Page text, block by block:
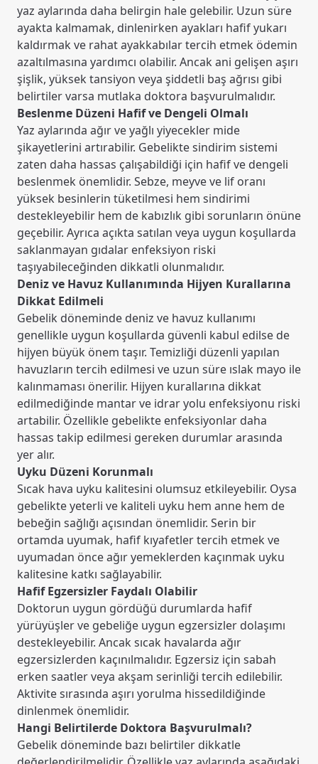
yaz aylarında daha belirgin hale gelebilir. Uzun süre
ayakta kalmamak, dinlenirken ayakları hafif yukarı
kaldırmak ve rahat ayakkabılar tercih etmek ödemin
azaltılmasına yardımcı olabilir. Ancak ani gelişen aşırı
şişlik, yüksek tansiyon veya şiddetli baş ağrısı gibi
belirtiler varsa mutlaka doktora başvurulmalıdır.
Beslenme Düzeni Hafif ve Dengeli Olmalı
Yaz aylarında ağır ve yağlı yiyecekler mide
şikayetlerini artırabilir. Gebelikte sindirim sistemi
zaten daha hassas çalışabildiği için hafif ve dengeli
beslenmek önemlidir. Sebze, meyve ve lif oranı
yüksek besinlerin tüketilmesi hem sindirimi
destekleyebilir hem de kabızlık gibi sorunların önüne
geçebilir. Ayrıca açıkta satılan veya uygun koşullarda
saklanmayan gıdalar enfeksiyon riski
taşıyabileceğinden dikkatli olunmalıdır.
Deniz ve Havuz Kullanımında Hijyen Kurallarına
Dikkat Edilmeli
Gebelik döneminde deniz ve havuz kullanımı
genellikle uygun koşullarda güvenli kabul edilse de
hijyen büyük önem taşır. Temizliği düzenli yapılan
havuzların tercih edilmesi ve uzun süre ıslak mayo ile
kalınmaması önerilir. Hijyen kurallarına dikkat
edilmediğinde mantar ve idrar yolu enfeksiyonu riski
artabilir. Özellikle gebelikte enfeksiyonlar daha
hassas takip edilmesi gereken durumlar arasında
yer alır.
Uyku Düzeni Korunmalı
Sıcak hava uyku kalitesini olumsuz etkileyebilir. Oysa
gebelikte yeterli ve kaliteli uyku hem anne hem de
bebeğin sağlığı açısından önemlidir. Serin bir
ortamda uyumak, hafif kıyafetler tercih etmek ve
uyumadan önce ağır yemeklerden kaçınmak uyku
kalitesine katkı sağlayabilir.
Hafif Egzersizler Faydalı Olabilir
Doktorun uygun gördüğü durumlarda hafif
yürüyüşler ve gebeliğe uygun egzersizler dolaşımı
destekleyebilir. Ancak sıcak havalarda ağır
egzersizlerden kaçınılmalıdır. Egzersiz için sabah
erken saatler veya akşam serinliği tercih edilebilir.
Aktivite sırasında aşırı yorulma hissedildiğinde
dinlenmek önemlidir.
Hangi Belirtilerde Doktora Başvurulmalı?
Gebelik döneminde bazı belirtiler dikkatle